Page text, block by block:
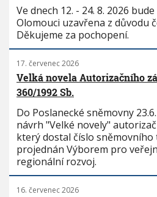
Ve dnech 12. - 24. 8. 2026
Olomouci uzavřena z důvodu
Děkujeme za pochopení.
17. červenec 2026
Velká novela Autorizačního
360/1992 Sb.
Do Poslanecké sněmovny
návrh "Velké novely"
který dostal číslo sněmovního
projednán Výborem pro
regionální rozvoj.
16. červenec 2026